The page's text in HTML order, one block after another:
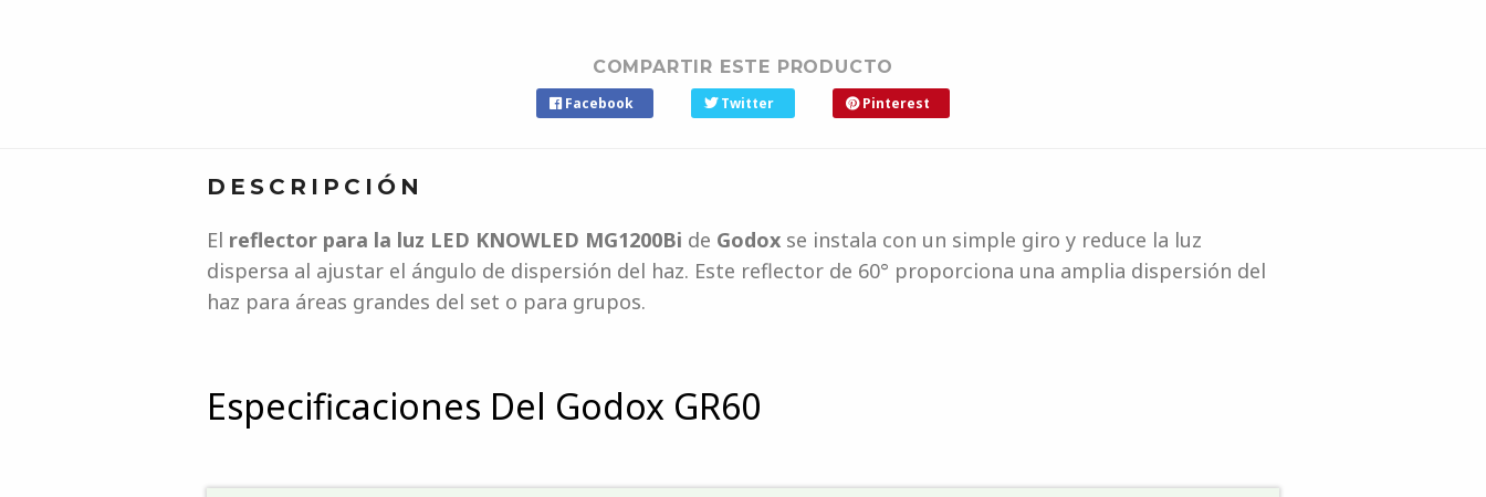
COMPARTIR ESTE PRODUCTO
Facebook Twitter Pinterest
DESCRIPCIÓN
El reflector para la luz LED KNOWLED MG1200Bi de Godoxse instala con un simple giro y reduce la luz
dispersa al ajustar el ángulo de dispersión del haz. Este reflector de 60° proporciona una amplia dispersión del
haz para áreas grandes del set o para grupos.
Especificaciones Del Godox GR60